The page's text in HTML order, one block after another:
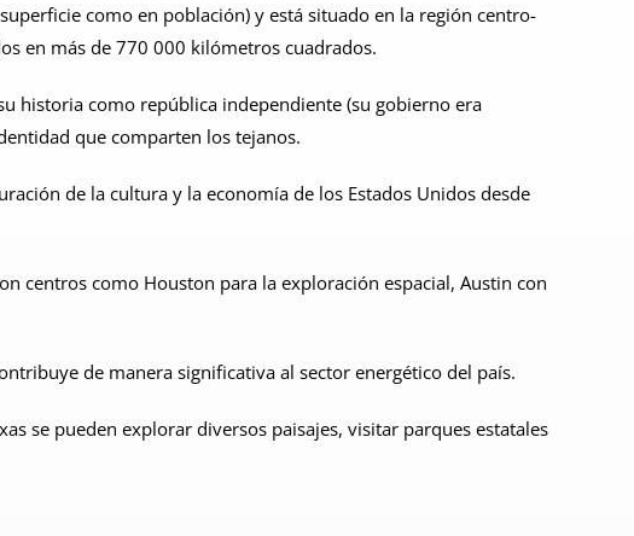
como en población) y está situado en la región centro-
en más de 770 000 kilómetros cuadrados.
historia como república independiente (su gobierno era
que comparten los tejanos.
de la cultura y la economía de los Estados Unidos desde
centros como Houston para la exploración espacial, Austin con
de manera significativa al sector energético del país.
se pueden explorar diversos paisajes, visitar parques estatales